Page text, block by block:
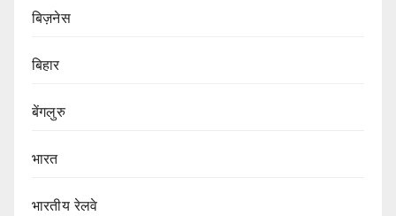
बिज़नेस
बिहार
बेंगलुरु
भारत
भारतीय रेलवे